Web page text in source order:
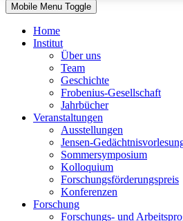
Mobile Menu Toggle
Home
Institut
Über uns
Team
Geschichte
Frobenius-Gesellschaft
Jahrbücher
Veranstaltungen
Ausstellungen
Jensen-
Sommersymposium
Kolloquium
Forschungsförderungspreis
Konferenzen
Forschung
Forschungs- und